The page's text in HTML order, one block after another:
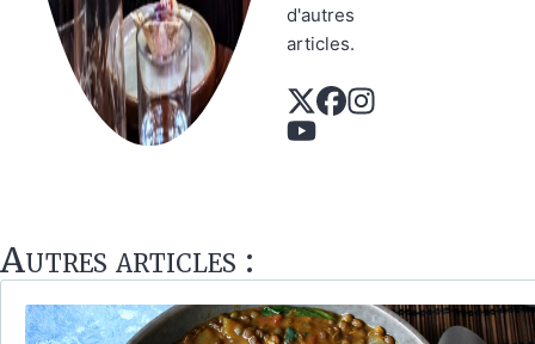
d'autres
articles.
Autres articles :